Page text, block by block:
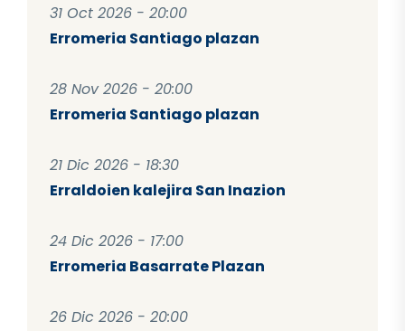
31 Oct 2026 - 20:00
Erromeria Santiago plazan
28 Nov 2026 - 20:00
Erromeria Santiago plazan
21 Dic 2026 - 18:30
Erraldoien kalejira San Inazion
24 Dic 2026 - 17:00
Erromeria Basarrate Plazan
26 Dic 2026 - 20:00